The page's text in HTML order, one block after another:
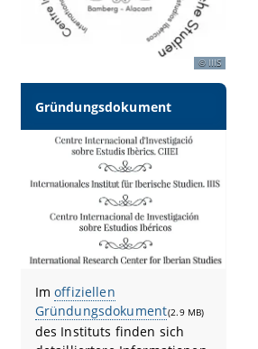
Prof. Dr. Hans-Ingo Radatz
IIIS
Gründungsdokument
Imoffiziellen
Gründungsdokument(2.9 MB)
des Instituts finden sich